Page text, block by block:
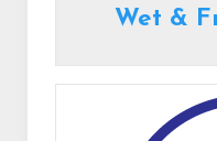
Wet &